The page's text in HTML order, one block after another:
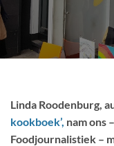
Linda Roodenburg,
kookboek’, nam ons
Foodjournalistiek –